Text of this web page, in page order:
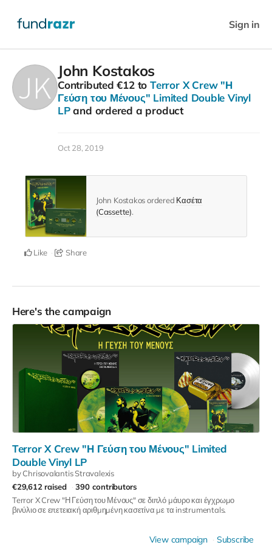
Sign in
John Kostakos
Contributed€12toTerror X Crew "Η
Γεύση του Μένους" Limited Double Vinyl
LPand ordered a product
Oct 28, 2019
John Kostakos ordered Κασέτα
(Cassette).
Like Share
Here's the campaign
Terror X Crew "Η Γεύση του Μένους" Limited
Double Vinyl LP
by Chrisovalantis Stravalexis
€29,612 raised
390 contributors
Terror X Crew "Η Γεύση του Μένους" σε διπλό μάυρο και έγχρωμο
βινύλιο σε επετειακή αριθμημένη κασετίνα με τα instrumentals.
View campaign Subscribe